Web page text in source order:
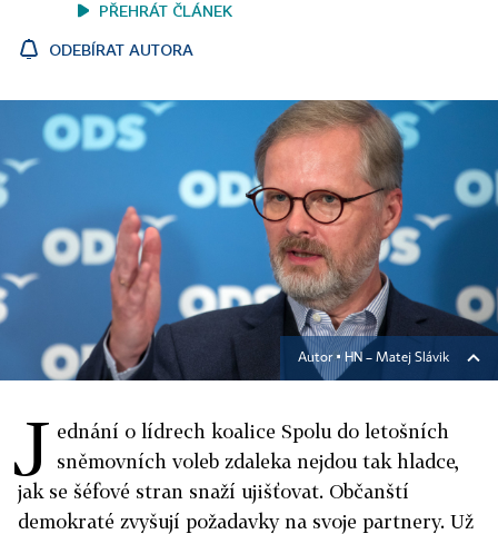
PŘEHRÁT ČLÁNEK
ODEBÍRAT AUTORA
Autor ▪HN – Matej Slávik
J ednání o lídrech koalice Spolu do letošních
sněmovních voleb zdaleka nejdou tak hladce,
jak se šéfové stran snaží ujišťovat. Občanští
demokraté zvyšují požadavky na svoje partnery. Už